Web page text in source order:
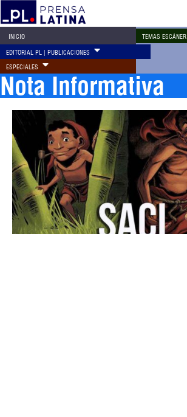
INICIO TEMAS ESCÁNER
EDITORIAL PL | PUBLICACIONES
ESPECIALES
Nota Informativa